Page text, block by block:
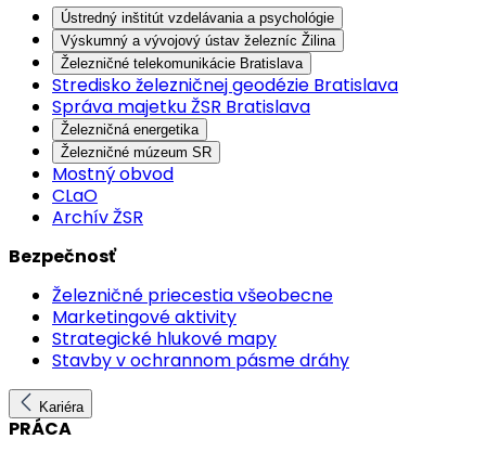
Ústredný inštitút vzdelávania a psychológie
Výskumný a vývojový ústav železníc Žilina
Železničné telekomunikácie Bratislava
Stredisko železničnej geodézie Bratislava
Správa majetku ŽSR Bratislava
Železničná energetika
Železničné múzeum SR
Mostný obvod
CLaO
Archív ŽSR
Bezpečnosť
Železničné priecestia všeobecne
Marketingové aktivity
Strategické hlukové mapy
Stavby v ochrannom pásme dráhy
Kariéra
PRÁCA